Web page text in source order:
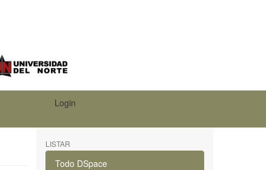
Login
LISTAR
Todo DSpace